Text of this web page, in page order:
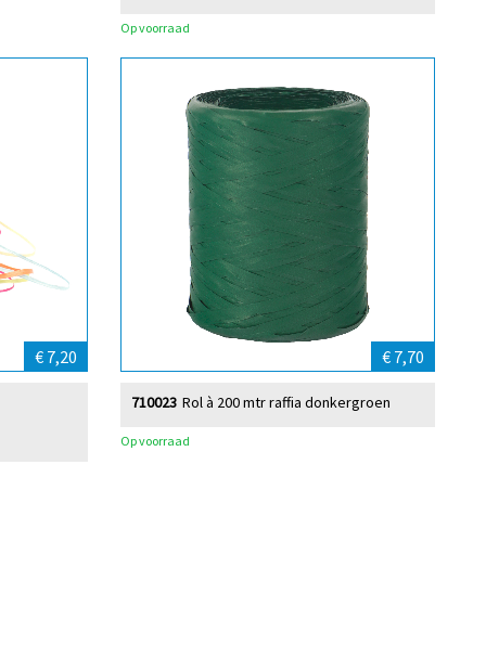
Op voorraad
€ 7,20 € 7,70
Rol à 200 mtr raffia donkergroen
710023
Op voorraad